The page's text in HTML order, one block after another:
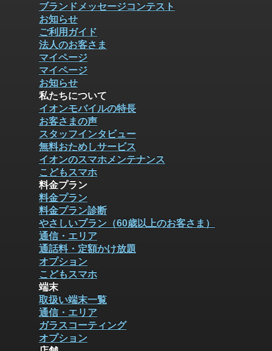
ブランドメッセージコンテスト
お知らせ
ご利用ガイド
法人のお客さま
マイページ
マイページ
お知らせ
私たちについて
イオンモバイルの特長
お客さまの声
スタッフインタビュー
無料おためしサービス
イオンのスマホメンテナンス
こどもスマホ
料金プラン
料金プラン
料金プラン診断
やさしいプラン（60歳以上のお客さま）
通信・エリア
通話料・定額かけ放題
オプション
こどもスマホ
端末
取扱い端末一覧
通信・エリア
ガラスコーティング
オプション